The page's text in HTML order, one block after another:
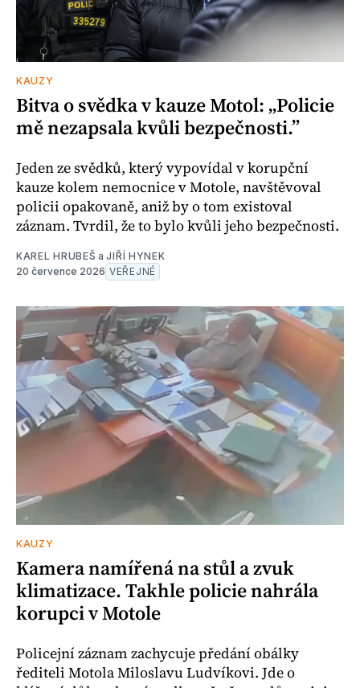
KAUZY
Bitva o svědka v kauze Motol: „Policie
mě nezapsala kvůli bezpečnosti.”
Jeden ze svědků, který vypovídal v korupční
kauze kolem nemocnice v Motole, navštěvoval
policii opakovaně, aniž by o tom existoval
záznam. Tvrdil, že to bylo kvůli jeho bezpečnosti.
KAREL HRUBEŠ aJIŘÍ HYNEK
20 července 2026 VEŘEJNÉ
KAUZY
Kamera namířená na stůl a zvuk
klimatizace. Takhle policie nahrála
korupci v Motole
Policejní záznam zachycuje předání obálky
řediteli Motola Miloslavu Ludvíkovi. Jde o